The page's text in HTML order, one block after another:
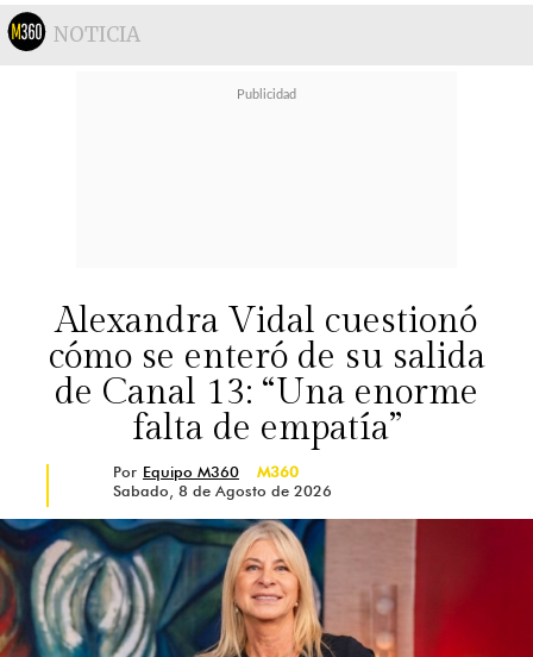
NOTICIA
Alexandra Vidal cuestionó
cómo se enteró de su salida
de Canal 13: “Una enorme
falta de empatía”
Por Equipo M360
M360
Sabado, 8 de Agosto de 2026